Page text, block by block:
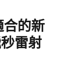
合的新
雷射